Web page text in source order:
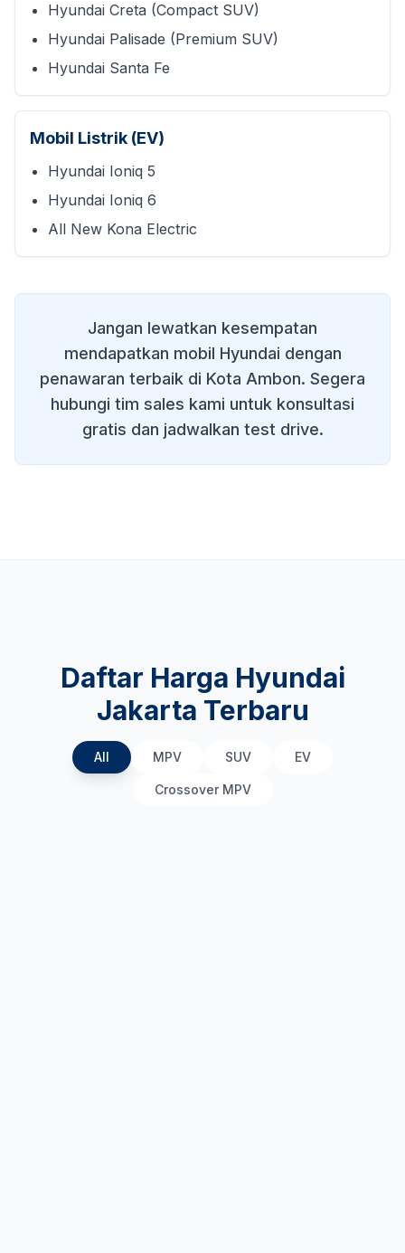
Hyundai Creta (Compact SUV)
Hyundai Palisade (Premium SUV)
Hyundai Santa Fe
Mobil Listrik (EV)
Hyundai Ioniq 5
Hyundai Ioniq 6
All New Kona Electric
Jangan lewatkan kesempatan
mendapatkan mobil Hyundai dengan
penawaran terbaik di Kota Ambon. Segera
hubungi tim sales kami untuk konsultasi
gratis dan jadwalkan test drive.
Daftar Harga Hyundai
Jakarta Terbaru
All MPV SUV EV
Crossover MPV